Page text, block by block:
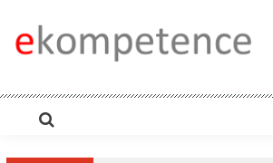
content
Ekompetence
portálech. Press Media. Kde vydat Tiskovou zprávu?